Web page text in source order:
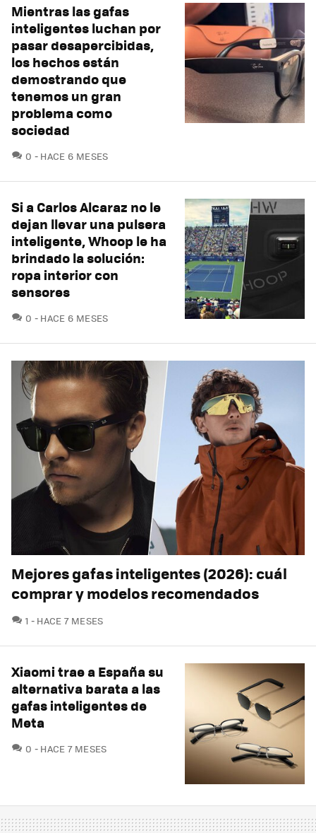
Mientras las gafas
inteligentes luchan por
pasar desapercibidas,
los hechos están
demostrando que
tenemos un gran
problema como
sociedad
0 COMENTARIOS
HACE 6 MESES
Si a Carlos Alcaraz no le
dejan llevar una pulsera
inteligente, Whoop le ha
brindado la solución:
ropa interior con
sensores
0 COMENTARIOS
HACE 6 MESES
Mejores gafas inteligentes (2026): cuál
comprar y modelos recomendados
1 COMENTARIOS
HACE 7 MESES
Xiaomi trae a España su
alternativa barata a las
gafas inteligentes de
Meta
0 COMENTARIOS
HACE 7 MESES